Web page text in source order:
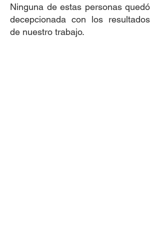
Ninguna de estas personas quedó
decepcionada con los resultados
de nuestro trabajo.